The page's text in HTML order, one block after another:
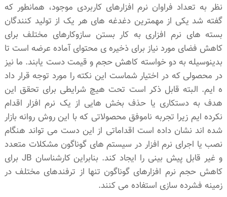
نظر به تعداد فراوان نرم افزارهای کاربردی موجود، همانطور که
گفته شد یکی از مهمترین دغدغه های هر یک از تولید کنندگان
بسته های نرم افزاری به کار بستن سازوکارهای مختلف برای
کاهش فضای مورد نیاز برای ذخیره ی محتوای آماده عرضه است تا
بدینوسیله به دو خواسته کاهش حجم و قیمت دست یابند. ما نیز
در محصولی که در اختیار شماست این نکته را مورد توجه قرار داد
ه ایم. البته قابل ذکر است تحت هیچ شرایطی برای تحقق این
هدف به دستکاری یا حذف بخش هایی از یک نرم افزار اقدام
نکرده ایم زیرا تجربه ناموفق محصولاتی که با این روش روانه بازار
شده اند نشان داده است اقداماتی از این دست می تواند هنگام
نصب یا اجرای نرم افزار در سیستم های گوناگون مشکلات متعدد
و غیر قابل پیش بینی را ایجاد کند. بنابراین کارشناسان JB برای
کاهش حجم نرم افزارهای گوناگون تنها از ترفندهای مختلف در
زمینه فشرده سازی استفاده می کنند.